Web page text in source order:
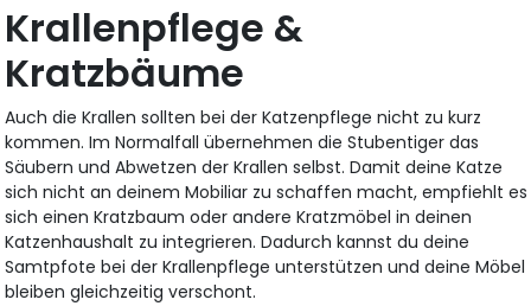
Krallenpflege &
Kratzbäume
Auch die Krallen sollten bei der Katzenpflege nicht zu kurz
kommen. Im Normalfall übernehmen die Stubentiger das
Säubern und Abwetzen der Krallen selbst. Damit deine Katze
sich nicht an deinem Mobiliar zu schaffen macht, empfiehlt es
sich einen Kratzbaum oder andere Kratzmöbel in deinen
Katzenhaushalt zu integrieren. Dadurch kannst du deine
Samtpfote bei der Krallenpflege unterstützen und deine Möbel
bleiben gleichzeitig verschont.